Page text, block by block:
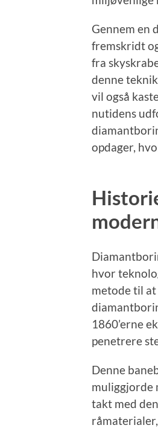
Gennem en
fremskridt
fra
denne
vil også
nutidens
opdager,
hvor
metode til
1860’erne
penetrere
Denne
muliggjorde
takt med